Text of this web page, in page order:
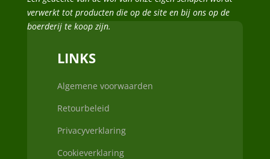
verwerkt tot producten die op de site en bij ons op de
boerderij te koop zijn.
LINKS
Algemene voorwaarden
Retourbeleid
Privacyverklaring
Cookieverklaring